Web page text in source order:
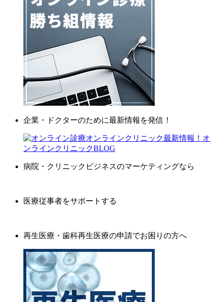
企業・ドクターのために最新情報を発信！
病院・クリニックビジネスのマーケティングなら
医療従事者をサポートする
再生医療・歯科再生医療の申請でお困りの方へ